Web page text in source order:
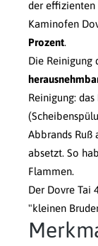
der effizienten
Kaminofen
Prozent.
Die Reinigung
Reinigung: das
Abbrands Ruß
absetzt. So
Flammen.
Der Dovre Tai
"kleinen